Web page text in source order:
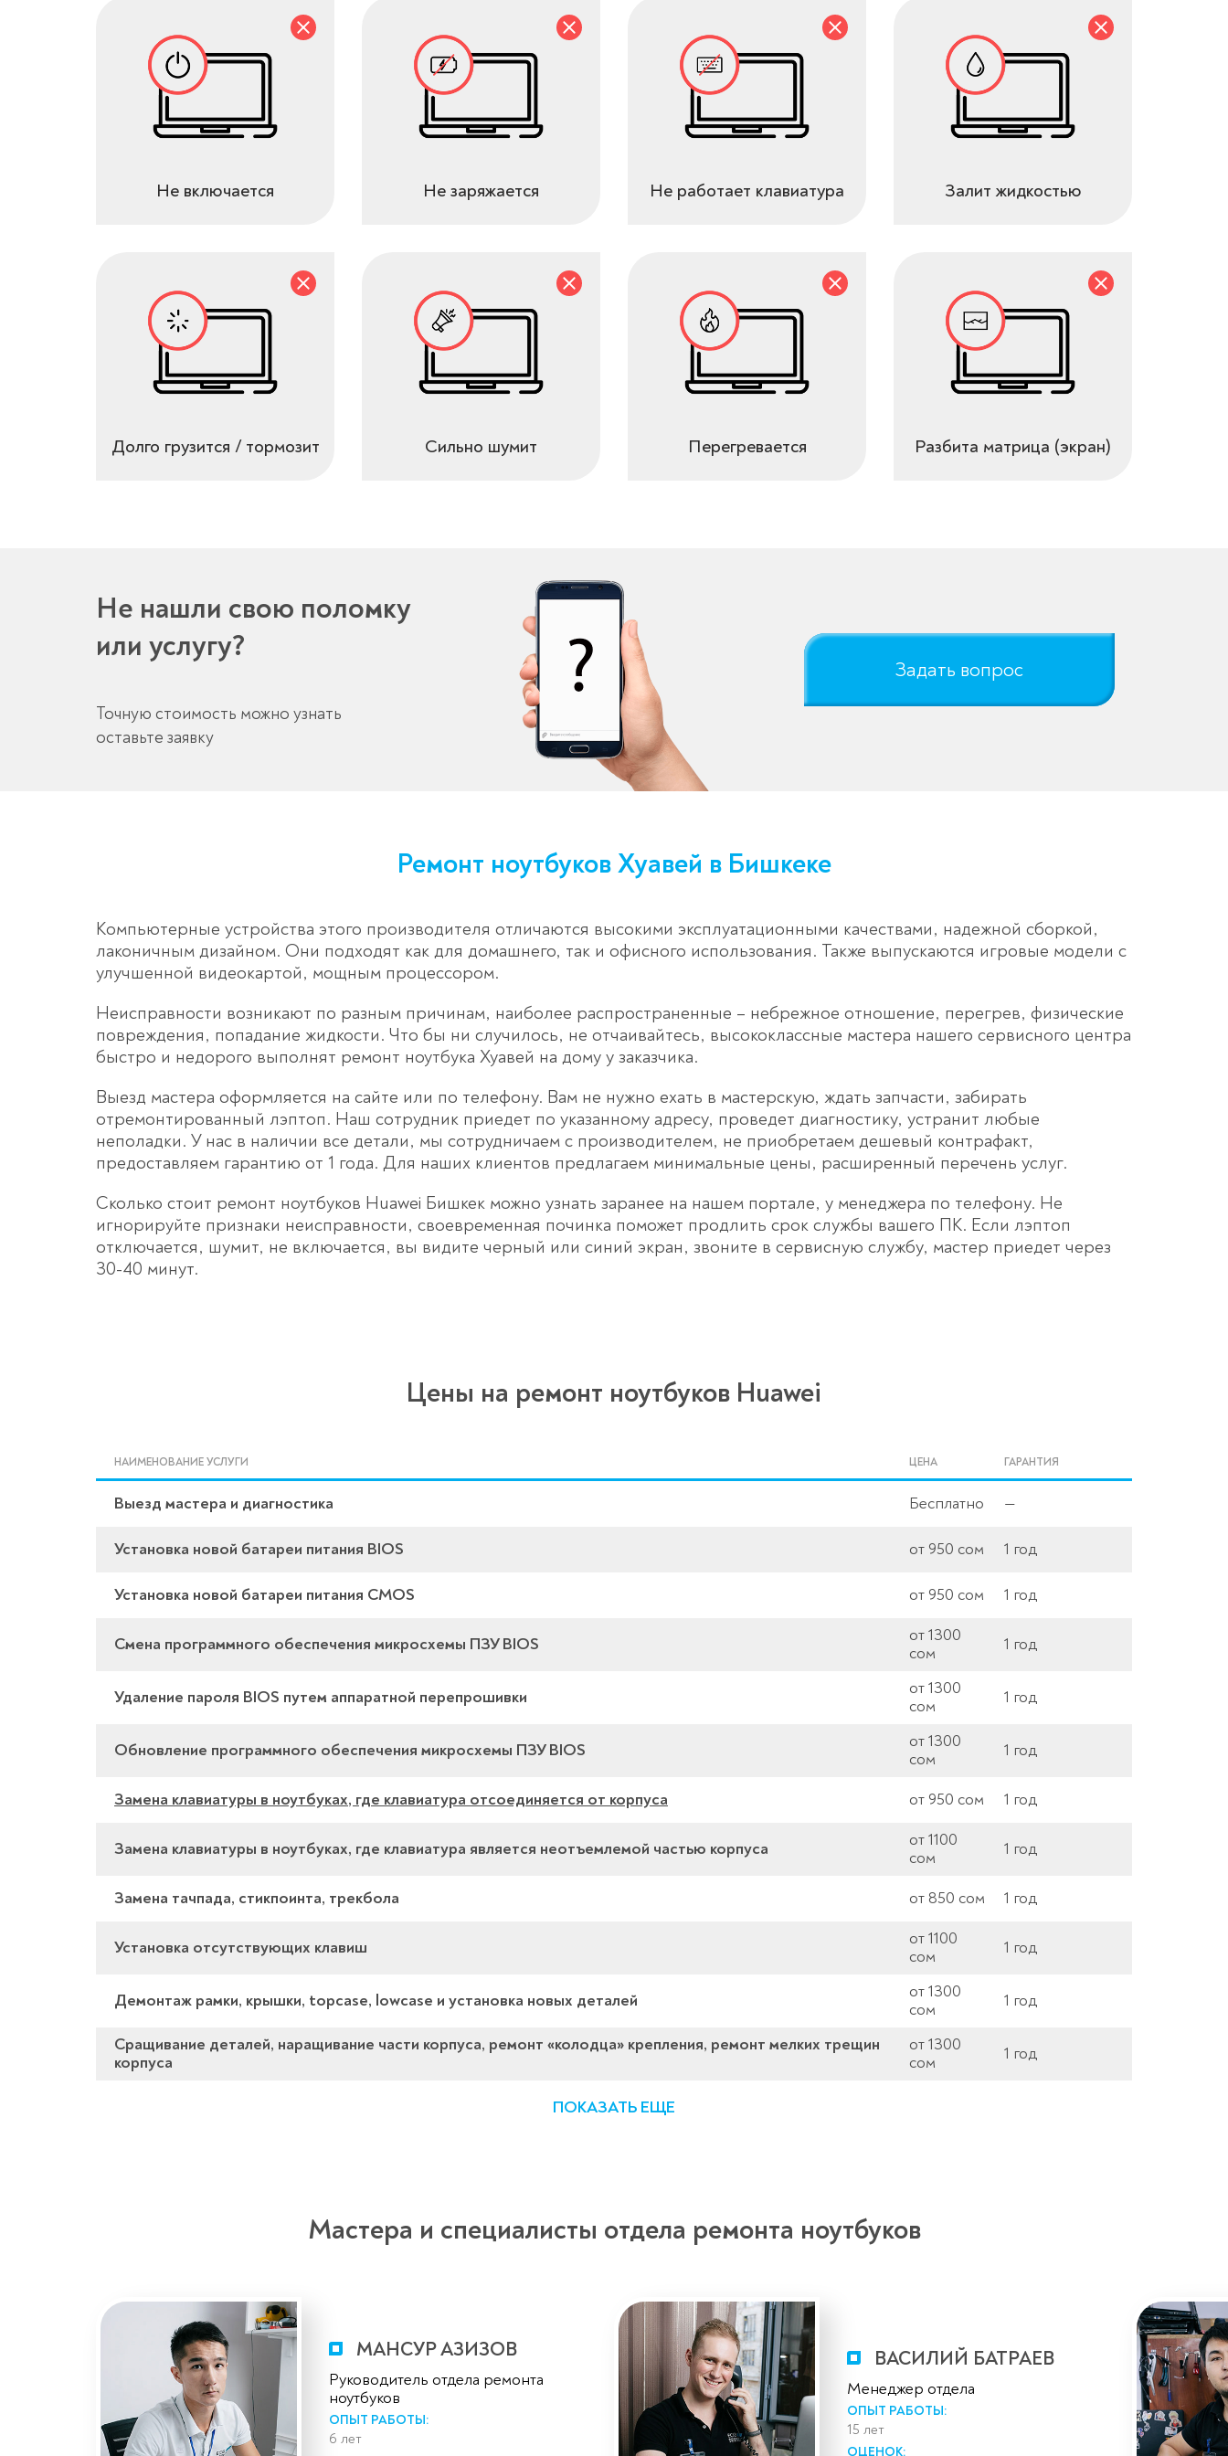
Не включается Не заряжается Не работает клавиатура Залит жидкостью
Долго грузится / тормозит Сильно шумит Перегревается Разбита матрица (экран)
Не нашли свою поломку
или услугу?
Точную стоимость можно узнать
оставьте заявку
Задать вопрос
Ремонт ноутбуков Хуавей в Бишкеке
Компьютерные устройства этого производителя отличаются высокими эксплуатационными качествами, надежной сборкой,
лаконичным дизайном. Они подходят как для домашнего, так и офисного использования. Также выпускаются игровые модели с
улучшенной видеокартой, мощным процессором.
Неисправности возникают по разным причинам, наиболее распространенные – небрежное отношение, перегрев, физические
повреждения, попадание жидкости. Что бы ни случилось, не отчаивайтесь, высококлассные мастера нашего сервисного центра
быстро и недорого выполнят ремонт ноутбука Хуавей на дому у заказчика.
Выезд мастера оформляется на сайте или по телефону. Вам не нужно ехать в мастерскую, ждать запчасти, забирать
отремонтированный лэптоп. Наш сотрудник приедет по указанному адресу, проведет диагностику, устранит любые
неполадки. У нас в наличии все детали, мы сотрудничаем с производителем, не приобретаем дешевый контрафакт,
предоставляем гарантию от 1 года. Для наших клиентов предлагаем минимальные цены, расширенный перечень услуг.
Сколько стоит ремонт ноутбуков Huawei Бишкек можно узнать заранее на нашем портале, у менеджера по телефону. Не
игнорируйте признаки неисправности, своевременная починка поможет продлить срок службы вашего ПК. Если лэптоп
отключается, шумит, не включается, вы видите черный или синий экран, звоните в сервисную службу, мастер приедет через
30-40 минут.
Цены на ремонт ноутбуков Huawei
НАИМЕНОВАНИЕ УСЛУГИ ЦЕНА ГАРАНТИЯ
Выезд мастера и диагностика Бесплатно —
Установка новой батареи питания BIOS от 950 сом 1 год
Установка новой батареи питания CMOS от 950 сом 1 год
Смена программного обеспечения микросхемы ПЗУ BIOS
от 1300
сом
1 год
Удаление пароля BIOS путем аппаратной перепрошивки
от 1300
сом
1 год
Обновление программного обеспечения микросхемы ПЗУ BIOS
от 1300
сом
1 год
Замена клавиатуры в ноутбуках, где клавиатура отсоединяется от корпуса от 950 сом 1 год
Замена клавиатуры в ноутбуках, где клавиатура является неотъемлемой частью корпуса
от 1100
сом
1 год
Замена тачпада, стикпоинта, трекбола от 850 сом 1 год
Установка отсутствующих клавиш
от 1100
сом
1 год
Демонтаж рамки, крышки, topcase, lowcase и установка новых деталей
от 1300
сом
1 год
Сращивание деталей, наращивание части корпуса, ремонт «колодца» крепления, ремонт мелких трещин
корпуса
от 1300
сом
1 год
ПОКАЗАТЬ ЕЩЕ
Мастера и специалисты отдела ремонта ноутбуков
МАНСУР АЗИЗОВ
Руководитель отдела ремонта
ноутбуков
ОПЫТ РАБОТЫ:
6 лет
ВАСИЛИЙ БАТРАЕВ
Менеджер отдела
ОПЫТ РАБОТЫ:
15 лет
ОЦЕНОК:
Оставьте заявку
перезвоним в течение 3-х минут